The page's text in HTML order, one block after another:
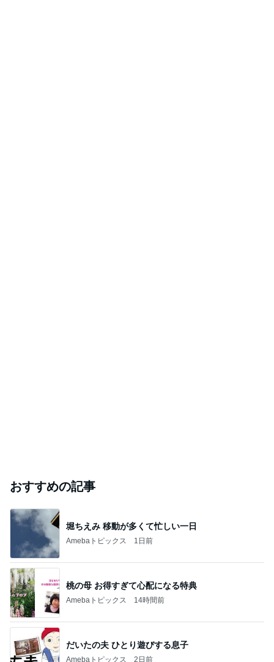
おすすめの記事
堀ちえみ 移動が多くて忙しい一日
Amebaトピックス 1日前
桃の母 お得すぎて心配になる特典
Amebaトピックス 14時間前
だいたの夫 ひとり遊びする息子
Amebaトピックス 2日前